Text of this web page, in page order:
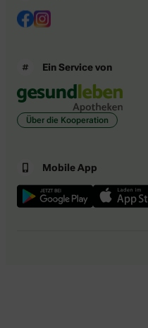
Ein Service von
Über die Kooperation
Mobile App